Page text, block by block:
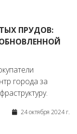
ПРУДОВ:
города за
24 октября 2024 г.